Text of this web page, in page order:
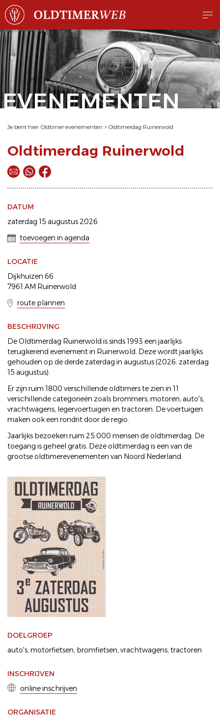
EVENEMENTEN
Je bent hier: Oldtimer evenementen > Oldtimerdag Ruinerwold
Oldtimerdag Ruinerwold
DATUM
zaterdag 15 augustus 2026
toevoegen in agenda
LOCATIE
Dijkhuizen 66
7961 AM Ruinerwold
route plannen
BESCHRIJVING
De Oldtimerdag Ruinerwold is sinds 1993 een jaarlijks
terugkerend evenement in Ruinerwold. Deze wordt jaarlijks
gehouden op de derde zaterdag in augustus (2026: zaterdag
15 augustus).
Er zijn ruim 1800 verschillende oldtimers te zien in 11
verschillende categorieën zoals brommers, motoren, auto's,
vrachtwagens, legervoertuigen en tractoren. De voertuigen
maken ook een rondrit door de regio.
Jaarlijks bezoeken ruim 25.000 mensen de oldtimerdag. De
toegang is geheel gratis. Deze oldtimerdag is een van de
grootse oldtimerevenementen van Noord Nederland.
DOELGROEP
auto's motorfietsen bromfietsen vrachtwagens tractoren
INSCHRIJVEN
online inschrijven
ORGANISATIE